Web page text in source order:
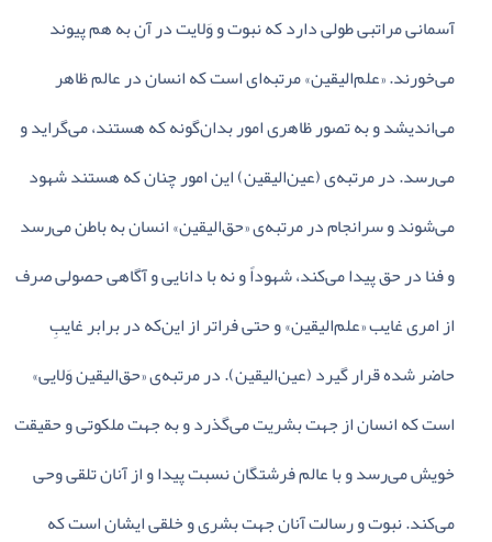
آسمانی‌ مراتبی‌ طولی‌ دارد که‌ نبوت‌ و وَلایت‌ در آن‌ به‌ هم‌ پیوند
می‌خورند. «علم‌الیقین‌» مرتبه‌ای‌ است‌ که‌ انسان‌ در عالم‌ ظاهر
می‌اندیشد و به‌ تصور ظاهری‌ امور بدان‌گونه‌ که‌ هستند، می‌گراید و
می‌رسد. در مرتبه‌ی‌ (عین‌الیقین‌) این‌ امور چنان‌ که‌ هستند شهود
می‌شوند و سرانجام‌ در مرتبه‌ی‌ «حق‌الیقین‌» انسان‌ به‌ باطن‌ می‌رسد
و فنا در حق‌ پیدا می‌کند، شهوداً و نه‌ با دانایی‌ و آگاهی‌ حصولی‌ صرف‌
از امری‌ غایب‌ «علم‌الیقین‌» و حتی‌ فراتر از این‌که‌ در برابر غایبِ
حاضر شده‌ قرار گیرد (عین‌الیقین‌). در مرتبه‌ی‌ «حق‌الیقین‌ وَلایی‌»
است‌ که‌ انسان‌ از جهت‌ بشریت‌ می‌گذرد و به‌ جهت‌ ملکوتی‌ و حقیقت‌
خویش‌ می‌رسد و با عالم‌ فرشتگان‌ نسبت‌ پیدا و از آنان‌ تلقی‌ وحی‌
می‌کند. نبوت‌ و رسالت‌ آنان‌ جهت‌ بشری‌ و خلقی‌ ایشان‌ است‌ که‌